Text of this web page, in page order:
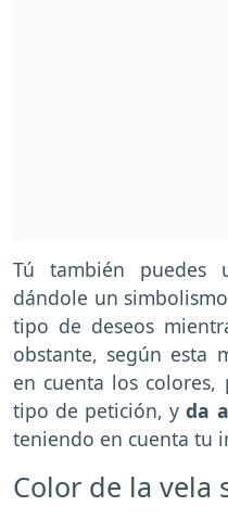
Tú también puedes
dándole un
tipo de deseos
obstante, según esta
en cuenta los colores,
tipo de petición, yda
teniendo en cuenta tu
Color de la vela